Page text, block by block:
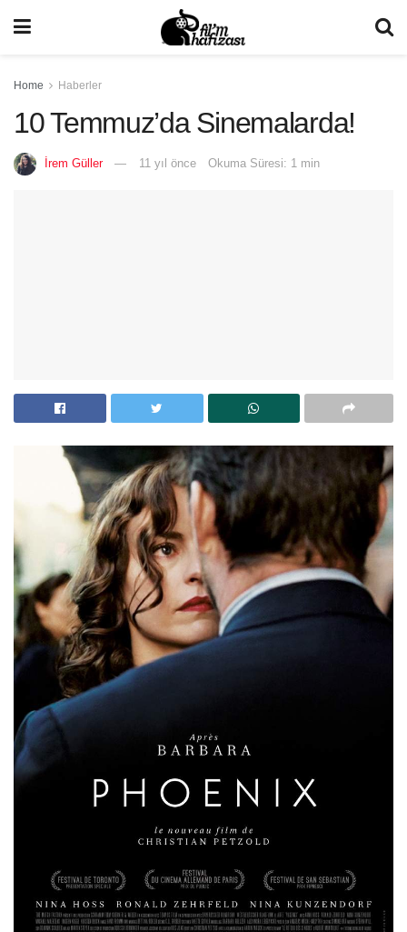
Home Haberler
10 Temmuz’da Sinemalarda!
İrem Güller 11 yıl önce Okuma Süresi: 1 min